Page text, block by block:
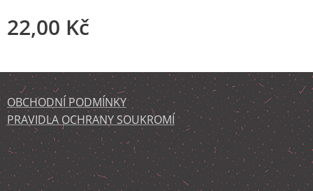
22,00 Kč
OBCHODNÍ PODMÍNKY
PRAVIDLA OCHRANY SOUKROMÍ